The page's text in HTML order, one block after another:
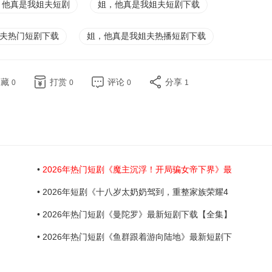
真是我姐夫短剧 姐，他真是我姐夫短剧下载
热门短剧下载 姐，他真是我姐夫热播短剧下载
0 打赏 0 评论 0 分享 1
• 2026年热门短剧《魔主沉浮！开局骗女帝下界》最
• 2026年短剧《十八岁太奶奶驾到，重整家族荣耀4
• 2026年热门短剧《曼陀罗》最新短剧下载【全集】
• 2026年热门短剧《鱼群跟着游向陆地》最新短剧下